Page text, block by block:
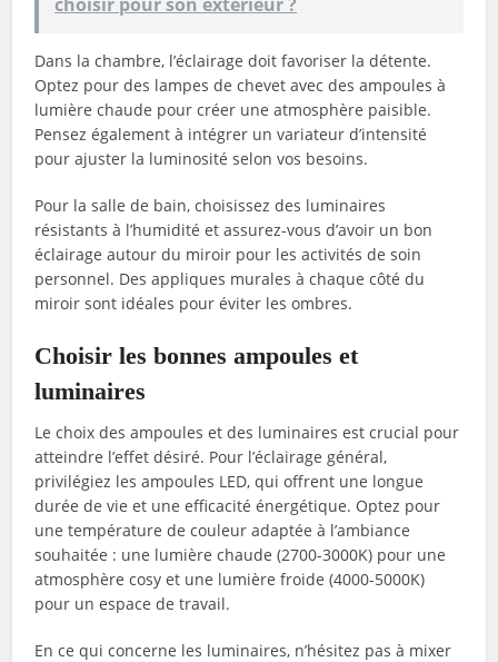
Dans la chambre, l’éclairage doit favoriser la détente.
Optez pour des lampes de chevet avec des ampoules à
lumière chaude pour créer une atmosphère paisible.
Pensez également à intégrer un variateur d’intensité
pour ajuster la luminosité selon vos besoins.
Pour la salle de bain, choisissez des luminaires
résistants à l’humidité et assurez-vous d’avoir un bon
éclairage autour du miroir pour les activités de soin
personnel. Des appliques murales à chaque côté du
miroir sont idéales pour éviter les ombres.
Choisir les bonnes ampoules et
luminaires
Le choix des ampoules et des luminaires est crucial pour
atteindre l’effet désiré. Pour l’éclairage général,
privilégiez les ampoules LED, qui offrent une longue
durée de vie et une efficacité énergétique. Optez pour
une température de couleur adaptée à l’ambiance
souhaitée : une lumière chaude (2700-3000K) pour une
atmosphère cosy et une lumière froide (4000-5000K)
pour un espace de travail.
En ce qui concerne les luminaires, n’hésitez pas à mixer